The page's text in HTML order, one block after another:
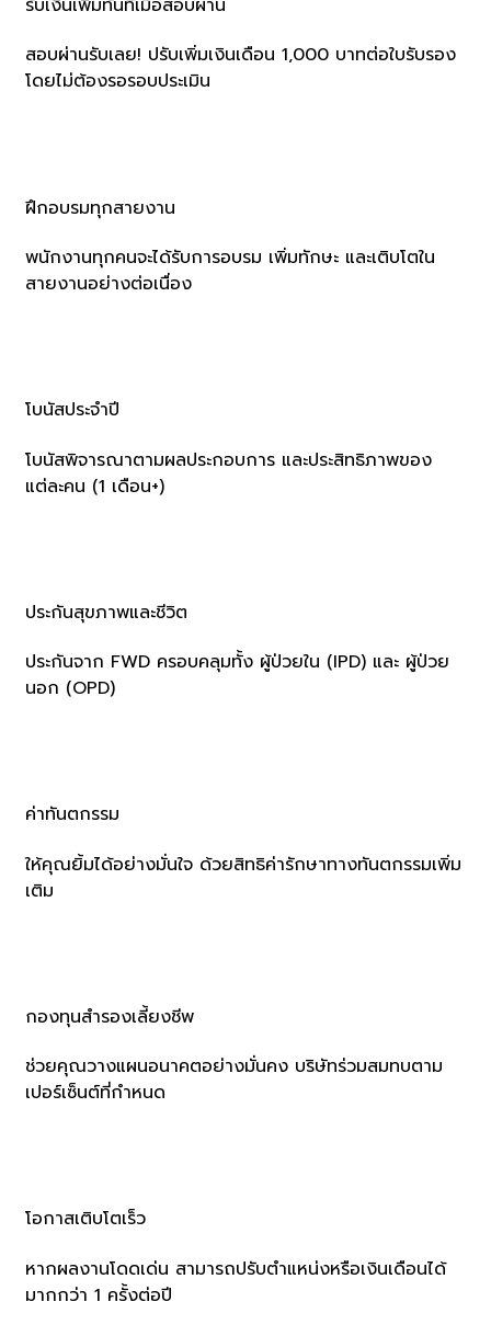
รับเงินเพิ่มทันทีเมื่อสอบผ่าน
สอบผ่านรับเลย! ปรับเพิ่มเงินเดือน 1,000 บาทต่อใบรับรอง
โดยไม่ต้องรอรอบประเมิน
ฝึกอบรมทุกสายงาน
พนักงานทุกคนจะได้รับการอบรม เพิ่มทักษะ และเติบโตใน
สายงานอย่างต่อเนื่อง
โบนัสประจำปี
โบนัสพิจารณาตามผลประกอบการ และประสิทธิภาพของ
แต่ละคน (1 เดือน+)
ประกันสุขภาพและชีวิต
ประกันจาก FWD ครอบคลุมทั้ง ผู้ป่วยใน (IPD) และ ผู้ป่วย
นอก (OPD)
ค่าทันตกรรม
ให้คุณยิ้มได้อย่างมั่นใจ ด้วยสิทธิค่ารักษาทางทันตกรรมเพิ่ม
เติม
กองทุนสำรองเลี้ยงชีพ
ช่วยคุณวางแผนอนาคตอย่างมั่นคง บริษัทร่วมสมทบตาม
เปอร์เซ็นต์ที่กำหนด
โอกาสเติบโตเร็ว
หากผลงานโดดเด่น สามารถปรับตำแหน่งหรือเงินเดือนได้
มากกว่า 1 ครั้งต่อปี